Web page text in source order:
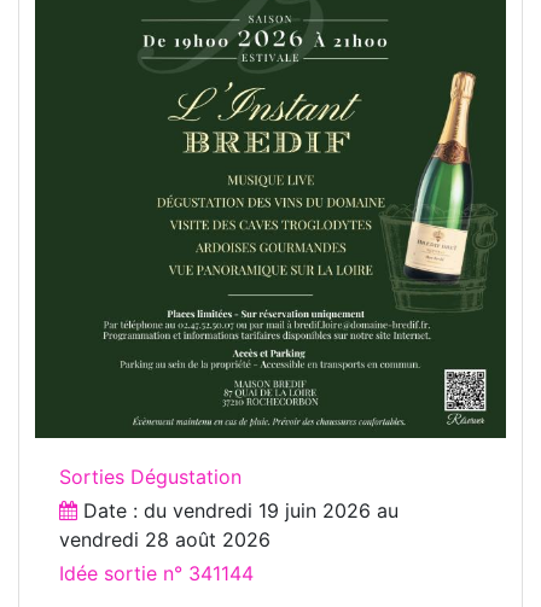
Sorties Dégustation
Date : du vendredi 19 juin 2026 au
vendredi 28 août 2026
Idée sortie n° 341144